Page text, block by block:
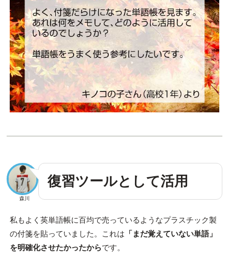
森川
復習ツールとして活用
私もよく英単語帳に百均で売っているようなプラスチック製
の付箋を貼っていました。これは 「まだ覚えていない単語」
を明確化させたかったからです。